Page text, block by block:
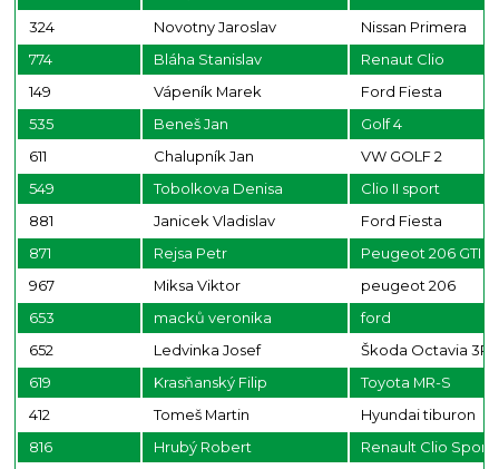
324
Novotny Jaroslav
Nissan Primera
774
Bláha Stanislav
Renaut Clio
149
Vápeník Marek
Ford Fiesta
535
Beneš Jan
Golf 4
611
Chalupník Jan
VW GOLF 2
549
Tobolkova Denisa
Clio II sport
881
Janicek Vladislav
Ford Fiesta
871
Rejsa Petr
Peugeot 206 GTI
967
Miksa Viktor
peugeot 206
653
macků veronika
ford
652
Ledvinka Josef
Škoda Octavia
619
Krasňanský Filip
Toyota MR-S
412
Tomeš Martin
Hyundai tiburon
816
Hrubý Robert
Renault Clio Sport